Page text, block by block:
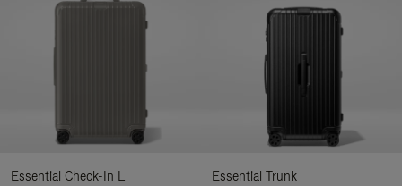
Essential Check-In L
Essential Trunk